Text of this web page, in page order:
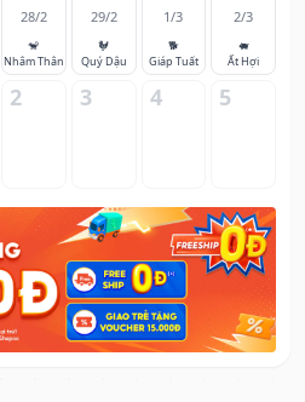
28/2
🐒
Nhâm Thân
29/2
🐓
Quý Dậu
1/3
🐕
Giáp Tuất
2/3
🐖
Ất Hợi
2 3 4 5